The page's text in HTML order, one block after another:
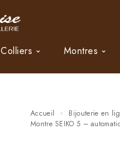
Colliers Montres
Accueil Bijouterie en
Montre SEIKO 5 –